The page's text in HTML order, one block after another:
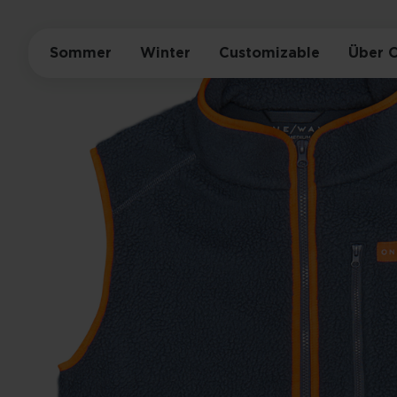
Sommer Winter Customizable Über